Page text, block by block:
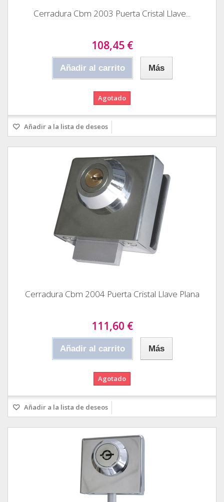
Cerradura Cbm 2003 Puerta Cristal Llave...
108,45 €
Añadir al carrito Más
Agotado
Añadir a la lista de deseos
Cerradura Cbm 2004 Puerta Cristal Llave Plana
111,60 €
Añadir al carrito Más
Agotado
Añadir a la lista de deseos